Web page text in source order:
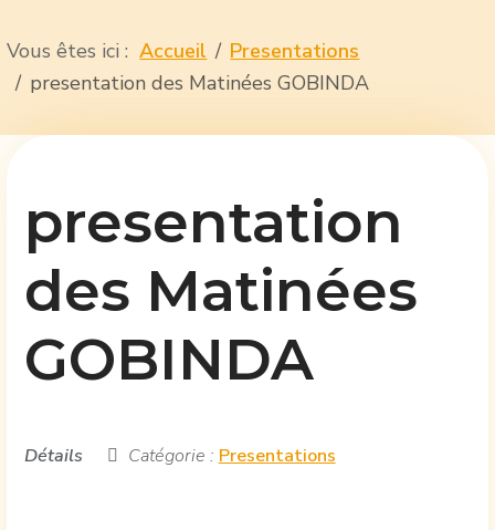
Vous êtes ici :Accueil
Presentations
presentation des Matinées GOBINDA
presentation
des Matinées
GOBINDA
Détails Catégorie : Presentations